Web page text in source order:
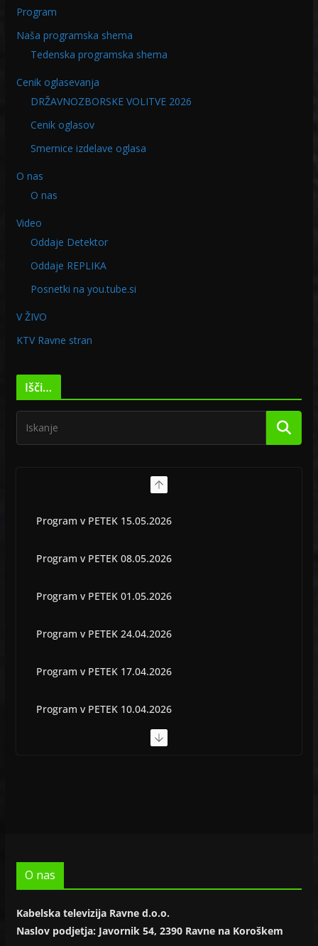
Program
Naša programska shema
Tedenska programska shema
Cenik oglasevanja
DRŽAVNOZBORSKE VOLITVE 2026
Cenik oglasov
Smernice izdelave oglasa
O nas
O nas
Video
Oddaje Detektor
Oddaje REPLIKA
Posnetki na you.tube.si
V ŽIVO
KTV Ravne stran
Išči…
Program v PETEK 15.05.2026
Program v PETEK 08.05.2026
Program v PETEK 01.05.2026
Program v PETEK 24.04.2026
Program v PETEK 17.04.2026
Program v PETEK 10.04.2026
Program v PETEK 03.04.2026
O nas
Kabelska televizija Ravne d.o.o.
Naslov podjetja: Javornik 54, 2390 Ravne na Koroškem